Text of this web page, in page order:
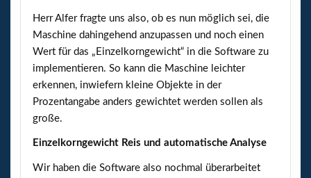
Herr Alfer fragte uns also, ob es nun möglich sei, die
Maschine dahingehend anzupassen und noch einen
Wert für das „Einzelkorngewicht“ in die Software zu
implementieren. So kann die Maschine leichter
erkennen, inwiefern kleine Objekte in der
Prozentangabe anders gewichtet werden sollen als
große.
Einzelkorngewicht Reis und automatische Analyse
Wir haben die Software also nochmal überarbeitet